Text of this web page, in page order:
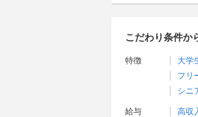
こだわり条件か
特徴 大学
フリ
シニ
給与 高収